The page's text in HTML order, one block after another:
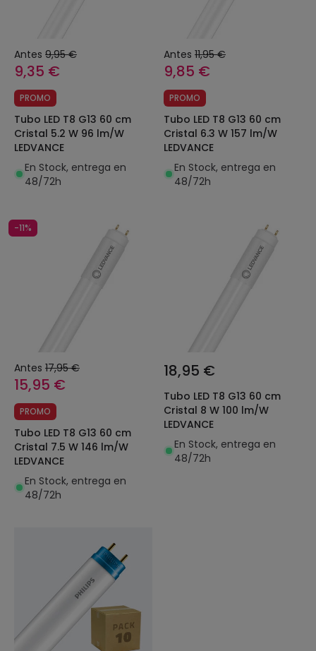
Antes 9,95 €
9,35 €
PROMO
Tubo LED T8 G13 60 cm
Cristal 5.2 W 96 lm/W
LEDVANCE
En Stock, entrega en
48/72h
Antes 11,95 €
9,85 €
PROMO
Tubo LED T8 G13 60 cm
Cristal 6.3 W 157 lm/W
LEDVANCE
En Stock, entrega en
48/72h
-11%
Antes 17,95 €
15,95 €
PROMO
Tubo LED T8 G13 60 cm
Cristal 7.5 W 146 lm/W
LEDVANCE
En Stock, entrega en
48/72h
18,95 €
Tubo LED T8 G13 60 cm
Cristal 8 W 100 lm/W
LEDVANCE
En Stock, entrega en
48/72h